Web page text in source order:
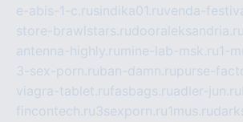
e-abis-1-c.rusindika01.ruvenda-
store-brawlstars.rudooraleksandria.ru
antenna-highly.ru mine-lab-msk.ru1-
3-sex-porn.ruban-damn.rupurse-
viagra-tablet.rufasbags.ruadler-jun.ru
fincontech.ru3sexporn.ru1mus.ru